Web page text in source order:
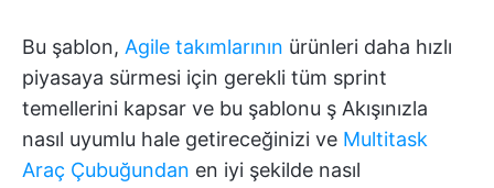
Bu şablon, Agile takımlarının ürünleri daha hızlı
piyasaya sürmesi için gerekli tüm sprint
temellerini kapsar ve bu şablonu ş Akışınızla
nasıl uyumlu hale getireceğinizi ve Multitask
Araç Çubuğundan en iyi şekilde nasıl